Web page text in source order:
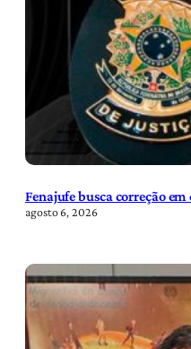
Fenajufe busca correção
agosto 6, 2026